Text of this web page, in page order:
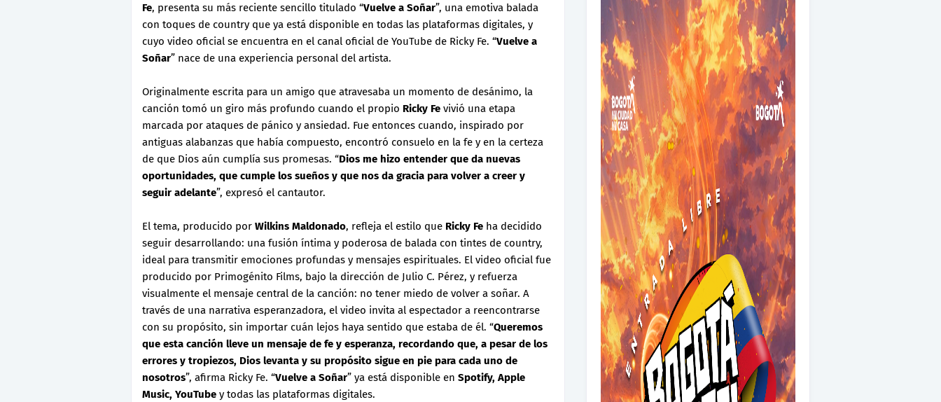
Fe, presenta su más reciente sencillo titulado “Vuelve a Soñar”, una emotiva balada
con toques de country que ya está disponible en todas las plataformas digitales, y
cuyo video oficial se encuentra en el canal oficial de YouTube de Ricky Fe. “Vuelve a
Soñar” nace de una experiencia personal del artista.
Originalmente escrita para un amigo que atravesaba un momento de desánimo, la
canción tomó un giro más profundo cuando el propio Ricky Fe vivió una etapa
marcada por ataques de pánico y ansiedad. Fue entonces cuando, inspirado por
antiguas alabanzas que había compuesto, encontró consuelo en la fe y en la certeza
de que Dios aún cumplía sus promesas. “Dios me hizo entender que da nuevas
oportunidades, que cumple los sueños y que nos da gracia para volver a creer y
seguir adelante”, expresó el cantautor.
El tema, producido por Wilkins Maldonado, refleja el estilo que Ricky Fe ha decidido
seguir desarrollando: una fusión íntima y poderosa de balada con tintes de country,
ideal para transmitir emociones profundas y mensajes espirituales. El video oficial fue
producido por Primogénito Films, bajo la dirección de Julio C. Pérez, y refuerza
visualmente el mensaje central de la canción: no tener miedo de volver a soñar. A
través de una narrativa esperanzadora, el video invita al espectador a reencontrarse
con su propósito, sin importar cuán lejos haya sentido que estaba de él. “Queremos
que esta canción lleve un mensaje de fe y esperanza, recordando que, a pesar de los
errores y tropiezos, Dios levanta y su propósito sigue en pie para cada uno de
nosotros”, afirma Ricky Fe. “Vuelve a Soñar” ya está disponible en Spotify, Apple
Music, YouTube y todas las plataformas digitales.